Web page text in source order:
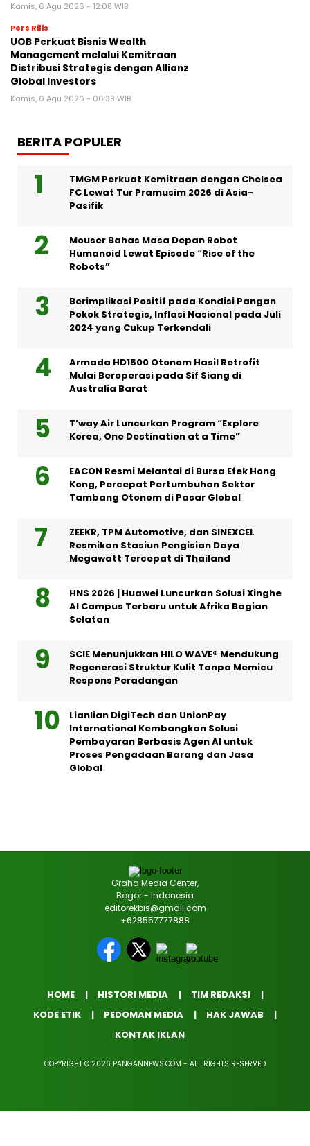
Kamis, 6 Agu 2026 - 12:08 WIB
Pers Rilis
UOB Perkuat Bisnis Wealth
Management melalui Kemitraan
Distribusi Strategis dengan Allianz
Global Investors
Kamis, 6 Agu 2026 - 06:39 WIB
BERITA POPULER
TMGM Perkuat Kemitraan dengan Chelsea
FC Lewat Tur Pramusim 2026 di Asia-
Pasifik
Mouser Bahas Masa Depan Robot
Humanoid Lewat Episode “Rise of the
Robots”
Berimplikasi Positif pada Kondisi Pangan
Pokok Strategis, Inflasi Nasional pada Juli
2024 yang Cukup Terkendali
Armada HD1500 Otonom Hasil Retrofit
Mulai Beroperasi pada Sif Siang di
Australia Barat
T’way Air Luncurkan Program “Explore
Korea, One Destination at a Time”
EACON Resmi Melantai di Bursa Efek Hong
Kong, Percepat Pertumbuhan Sektor
Tambang Otonom di Pasar Global
ZEEKR, TPM Automotive, dan SINEXCEL
Resmikan Stasiun Pengisian Daya
Megawatt Tercepat di Thailand
HNS 2026 | Huawei Luncurkan Solusi Xinghe
AI Campus Terbaru untuk Afrika Bagian
Selatan
SCIE Menunjukkan HILO WAVE® Mendukung
Regenerasi Struktur Kulit Tanpa Memicu
Respons Peradangan
Lianlian DigiTech dan UnionPay
International Kembangkan Solusi
Pembayaran Berbasis Agen AI untuk
Proses Pengadaan Barang dan Jasa
Global
Graha Media Center,
Bogor - Indonesia
editorekbis@gmail.com
+628557777888
HOME HISTORI MEDIA
TIM REDAKSI
KODE ETIK
PEDOMAN MEDIA
HAK JAWAB
KONTAK IKLAN
COPYRIGHT © 2026 PANGANNEWS.COM - ALL RIGHTS RESERVED